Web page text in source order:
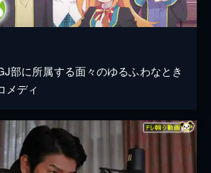
部に所属する面々のゆるふわなとき
メディ